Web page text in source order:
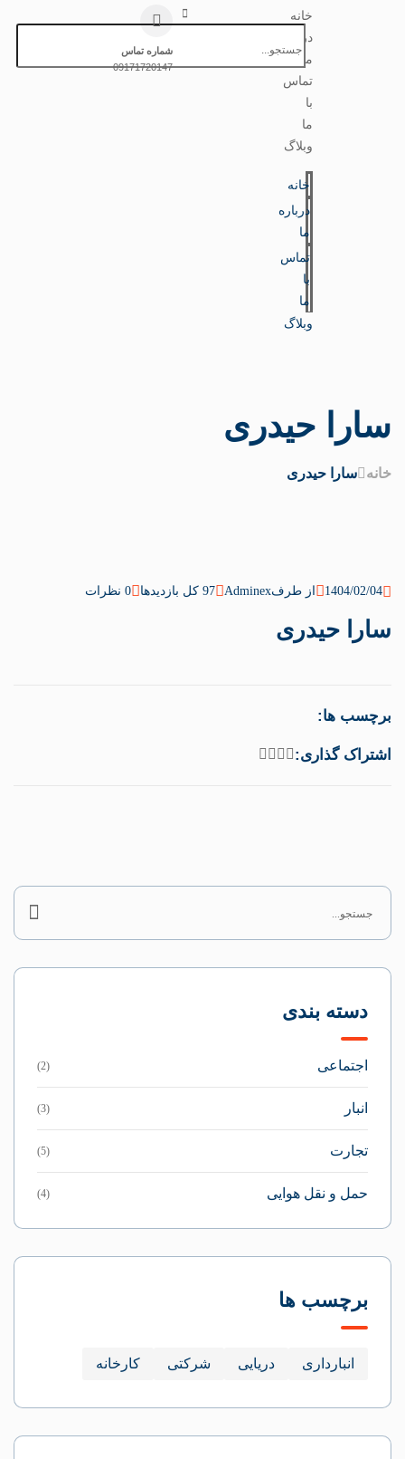
خانه
درباره
ما
تماس
با
ما
وبلاگ
خانه
درباره
ما
تماس
با
ما
وبلاگ
شماره تماس
09171720147
سارا حیدری
خانه سارا حیدری
1404/02/04 از طرفAdminex 97 کل بازدیدها 0 نظرات
سارا حیدری
برچسب ها:
اشتراک گذاری:
دسته بندی
اجتماعی (2)
انبار (3)
تجارت (5)
حمل و نقل هوایی (4)
برچسب ها
انبارداری دریایی شرکتی کارخانه